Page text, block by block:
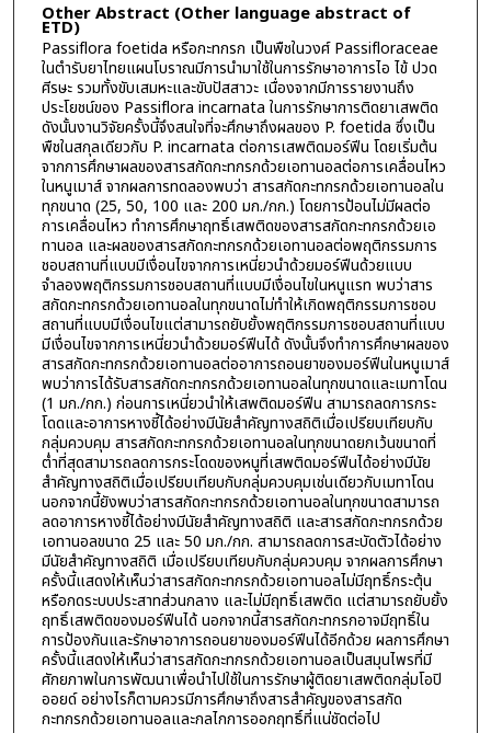
Other Abstract (Other language abstract of
ETD)
Passiflora foetida หรือกะทกรก เป็นพืชในวงศ์ Passifloraceae
ในตำรับยาไทยแผนโบราณมีการนำมาใช้ในการรักษาอาการไอ ไข้ ปวด
ศีรษะ รวมทั้งขับเสมหะและขับปัสสาวะ เนื่องจากมีการรายงานถึง
ประโยชน์ของ Passiflora incarnata ในการรักษาการติดยาเสพติด
ดังนั้นงานวิจัยครั้งนี้จึงสนใจที่จะศึกษาถึงผลของ P. foetida ซึ่งเป็น
พืชในสกุลเดียวกับ P. incarnata ต่อการเสพติดมอร์ฟีน โดยเริ่มต้น
จากการศึกษาผลของสารสกัดกะทกรกด้วยเอทานอลต่อการเคลื่อนไหว
ในหนูเมาส์ จากผลการทดลองพบว่า สารสกัดกะทกรกด้วยเอทานอลใน
ทุกขนาด (25, 50, 100 และ 200 มก./กก.) โดยการป้อนไม่มีผลต่อ
การเคลื่อนไหว ทำการศึกษาฤทธิ์เสพติดของสารสกัดกะทกรกด้วยเอ
ทานอล และผลของสารสกัดกะทกรกด้วยเอทานอลต่อพฤติกรรมการ
ชอบสถานที่แบบมีเงื่อนไขจากการเหนี่ยวนำด้วยมอร์ฟีนด้วยแบบ
จำลองพฤติกรรมการชอบสถานที่แบบมีเงื่อนไขในหนูแรท พบว่าสาร
สกัดกะทกรกด้วยเอทานอลในทุกขนาดไม่ทำให้เกิดพฤติกรรมการชอบ
สถานที่แบบมีเงื่อนไขแต่สามารถยับยั้งพฤติกรรมการชอบสถานที่แบบ
มีเงื่อนไขจากการเหนี่ยวนำด้วยมอร์ฟีนได้ ดังนั้นจึงทำการศึกษาผลของ
สารสกัดกะทกรกด้วยเอทานอลต่ออาการถอนยาของมอร์ฟีนในหนูเมาส์
พบว่าการได้รับสารสกัดกะทกรกด้วยเอทานอลในทุกขนาดและเมทาโดน
(1 มก./กก.) ก่อนการเหนี่ยวนำให้เสพติดมอร์ฟีน สามารถลดการกระ
โดดและอาการหางชี้ได้อย่างมีนัยสำคัญทางสถิติเมื่อเปรียบเทียบกับ
กลุ่มควบคุม สารสกัดกะทกรกด้วยเอทานอลในทุกขนาดยกเว้นขนาดที่
ต่ำที่สุดสามารถลดการกระโดดของหนูที่เสพติดมอร์ฟีนได้อย่างมีนัย
สำคัญทางสถิติเมื่อเปรียบเทียบกับกลุ่มควบคุมเช่นเดียวกับเมทาโดน
นอกจากนี้ยังพบว่าสารสกัดกะทกรกด้วยเอทานอลในทุกขนาดสามารถ
ลดอาการหางชี้ได้อย่างมีนัยสำคัญทางสถิติ และสารสกัดกะทกรกด้วย
เอทานอลขนาด 25 และ 50 มก./กก. สามารถลดการสะบัดตัวได้อย่าง
มีนัยสำคัญทางสถิติ เมื่อเปรียบเทียบกับกลุ่มควบคุม จากผลการศึกษา
ครั้งนี้แสดงให้เห็นว่าสารสกัดกะทกรกด้วยเอทานอลไม่มีฤทธิ์กระตุ้น
หรือกดระบบประสาทส่วนกลาง และไม่มีฤทธิ์เสพติด แต่สามารถยับยั้ง
ฤทธิ์เสพติดของมอร์ฟีนได้ นอกจากนี้สารสกัดกะทกรกอาจมีฤทธิ์ใน
การป้องกันและรักษาอาการถอนยาของมอร์ฟีนได้อีกด้วย ผลการศึกษา
ครั้งนี้แสดงให้เห็นว่าสารสกัดกะทกรกด้วยเอทานอลเป็นสมุนไพรที่มี
ศักยภาพในการพัฒนาเพื่อนำไปใช้ในการรักษาผู้ติดยาเสพติดกลุ่มโอปิ
ออยด์ อย่างไรก็ตามควรมีการศึกษาถึงสารสำคัญของสารสกัด
กะทกรกด้วยเอทานอลและกลไกการออกฤทธิ์ที่แน่ชัดต่อไป